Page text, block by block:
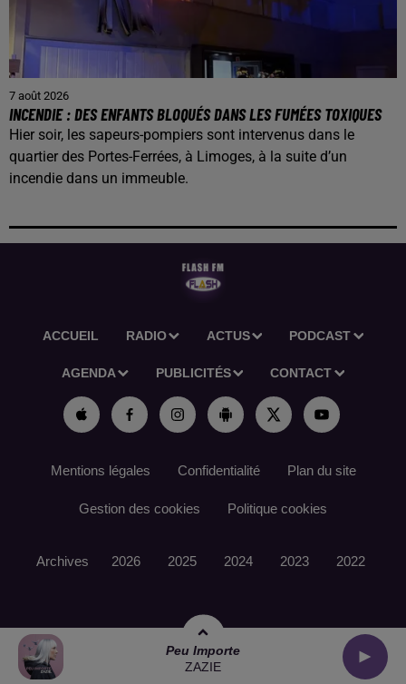
Peu Importe
ZAZIE
7 août 2026
INCENDIE : DES ENFANTS BLOQUÉS DANS LES FUMÉES TOXIQUES
Hier soir, les sapeurs-pompiers sont intervenus dans le
quartier des Portes-Ferrées, à Limoges, à la suite d’un
incendie dans un immeuble.
ACCUEIL RADIO ACTUS PODCAST
AGENDA PUBLICITÉS CONTACT
Mentions légales Confidentialité Plan du site
Gestion des cookies Politique cookies
Archives 2026 2025 2024 2023 2022